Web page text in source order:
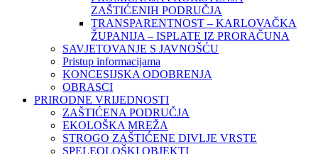
ZAŠTIĆENIH PODRUČJA
TRANSPARENTNOST – KARLOVAČKA
ŽUPANIJA – ISPLATE IZ PRORAČUNA
SAVJETOVANJE S JAVNOŠĆU
Pristup informacijama
KONCESIJSKA ODOBRENJA
OBRASCI
PRIRODNE VRIJEDNOSTI
ZAŠTIĆENA PODRUČJA
EKOLOŠKA MREŽA
STROGO ZAŠTIĆENE DIVLJE VRSTE
SPELEOLOŠKI OBJEKTI